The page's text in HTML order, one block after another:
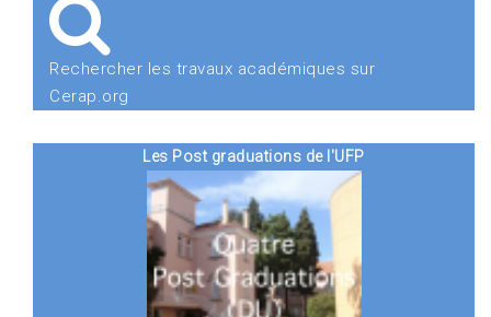
Rechercher les travaux académiques sur
Cerap.org
Les Post graduations de l'UFP